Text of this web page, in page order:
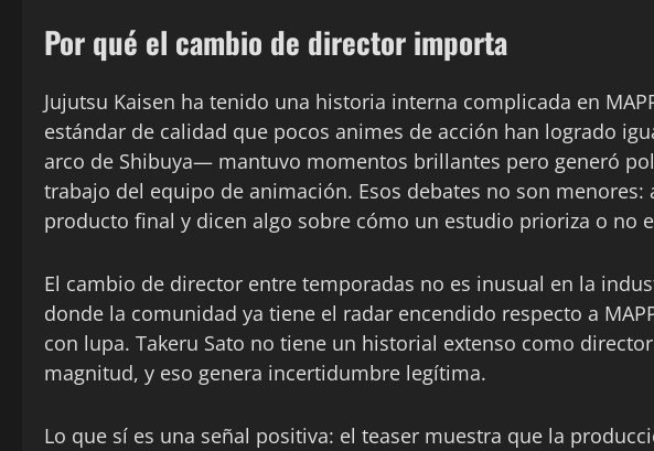
Por qué el cambio de director importa
Jujutsu Kaisen ha tenido una historia interna complicada en
estándar de calidad que pocos animes de acción han logrado
arco de Shibuya— mantuvo momentos brillantes pero generó
trabajo del equipo de animación. Esos debates no son
producto final y dicen algo sobre cómo un estudio prioriza o no
El cambio de director entre temporadas no es inusual en la
donde la comunidad ya tiene el radar encendido respecto a
con lupa. Takeru Sato no tiene un historial extenso como
magnitud, y eso genera incertidumbre legítima.
Lo que sí es una señal positiva: el teaser muestra que la